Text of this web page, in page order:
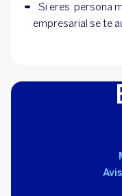
Si eres  persona
empresarial se te